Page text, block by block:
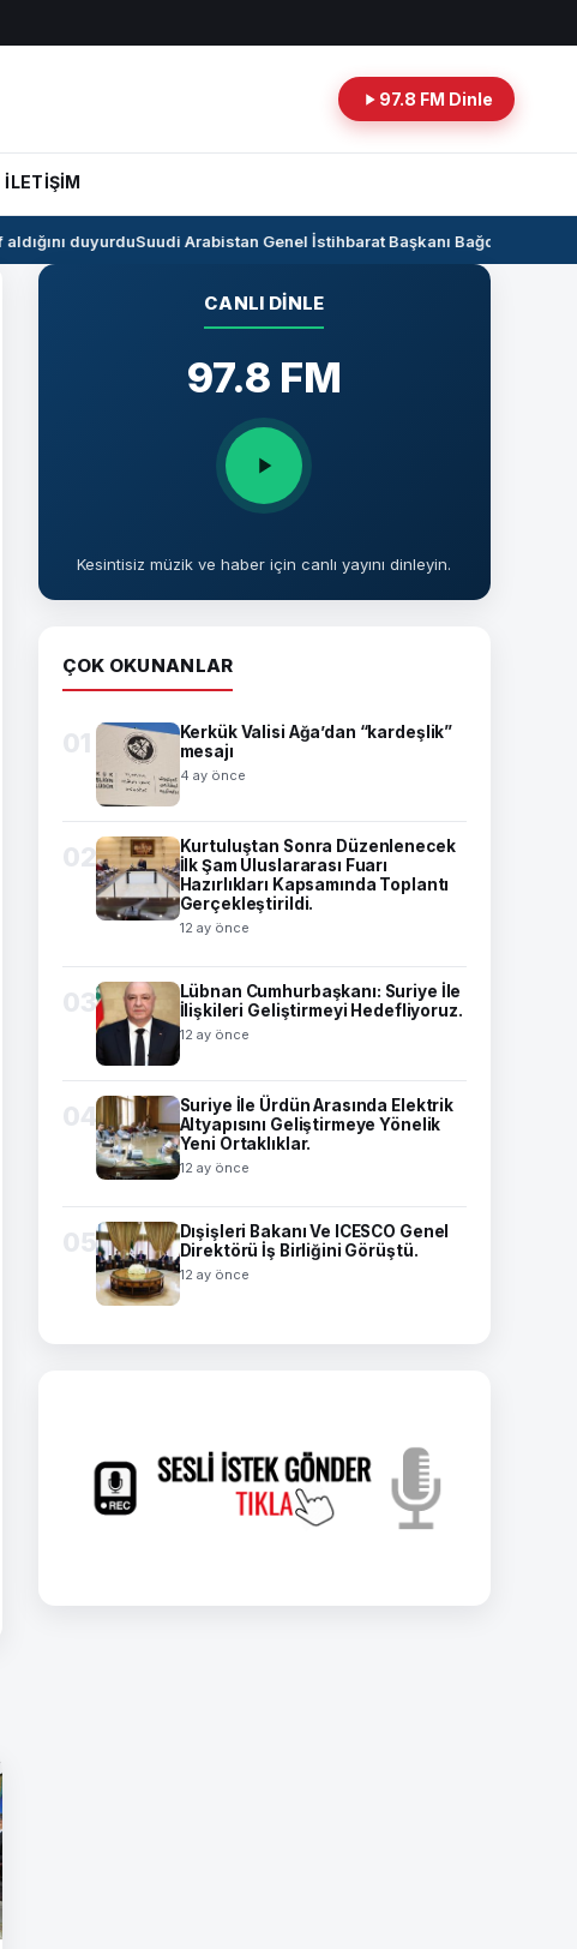
97.8 FM Dinle
İLETİŞİM
duyurduSuudi Arabistan Genel İstihbarat Başkanı Bağdat’ta
CANLI DINLE
97.8 FM
Kesintisiz müzik ve haber için canlı yayını dinleyin.
ÇOK OKUNANLAR
01
Kerkük Valisi Ağa’dan “kardeşlik”
mesajı
4 ay önce
02
Kurtuluştan Sonra Düzenlenecek
İlk Şam Uluslararası Fuarı
Hazırlıkları Kapsamında Toplantı
Gerçekleştirildi.
12 ay önce
03
Lübnan Cumhurbaşkanı: Suriye İle
İlişkileri Geliştirmeyi Hedefliyoruz.
12 ay önce
04
Suriye İle Ürdün Arasında Elektrik
Altyapısını Geliştirmeye Yönelik
Yeni Ortaklıklar.
12 ay önce
05
Dışişleri Bakanı Ve ICESCO Genel
Direktörü İş Birliğini Görüştü.
12 ay önce